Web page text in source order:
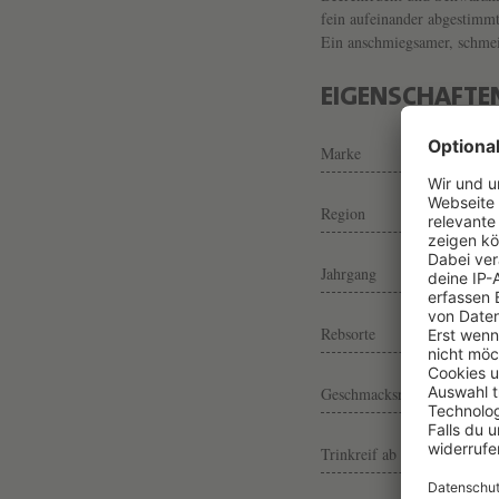
fein aufeinander
Ein anschmiegsamer,
Marke
Region
Jahrgang
Rebsorte
Geschmacksrichtung
Trinkreif ab